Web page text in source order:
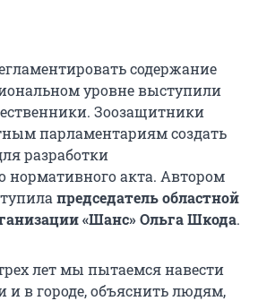
содержание
уровне выступили
Зоозащитники
парламентариям создать
разработки
нормативного акта. Автором
председатель областной
«Шанс» Ольга Шкода.
лет мы пытаемся навести
и в городе, объяснить людям,